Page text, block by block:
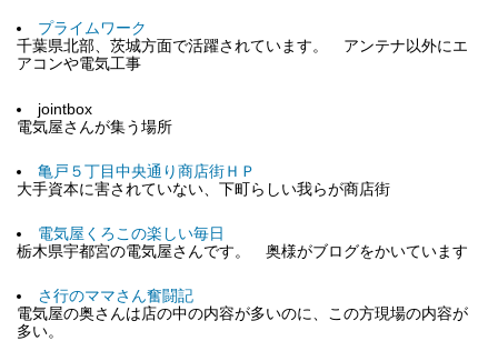
プライムワーク
千葉県北部、茨城方面で活躍されています。 アンテナ以外にエ
アコンや電気工事
jointbox
電気屋さんが集う場所
亀戸５丁目中央通り商店街ＨＰ
大手資本に害されていない、下町らしい我らが商店街
電気屋くろこの楽しい毎日
栃木県宇都宮の電気屋さんです。 奥様がブログをかいています
さ行のママさん奮闘記
電気屋の奥さんは店の中の内容が多いのに、この方現場の内容が
多い。